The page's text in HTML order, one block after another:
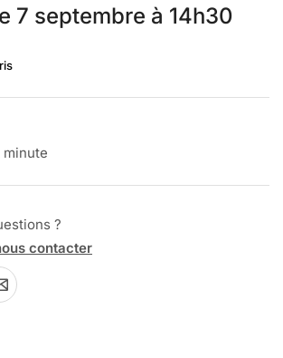
7 septembre à 14h30
minute
?
contacter